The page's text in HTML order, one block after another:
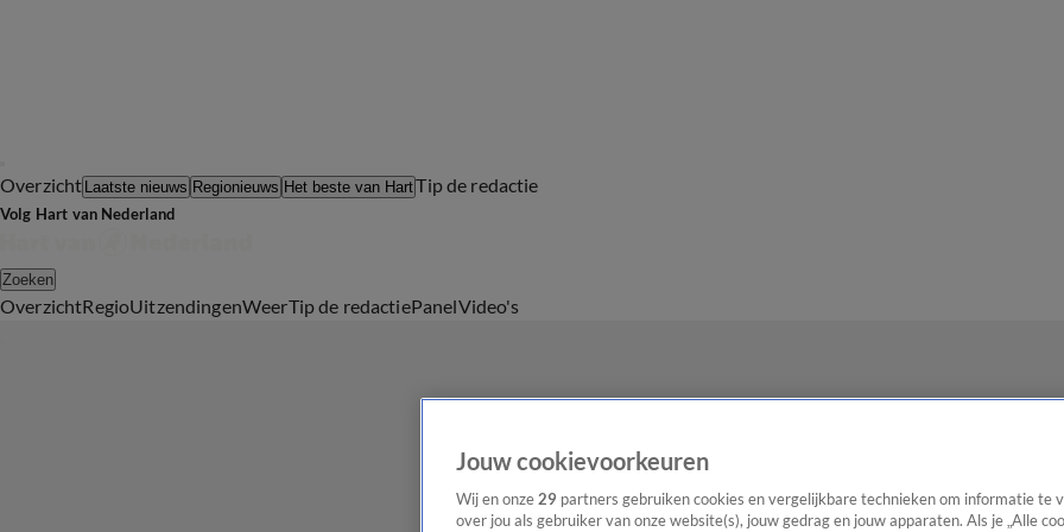
Overzicht Laatste nieuws Regionieuws Het beste van HartTip de redactie
Volg Hart van Nederland
Zoeken
OverzichtRegioUitzendingenWeerTip de redactiePanelVideo's
Jouw cookievoorkeuren
Wij en onze 29 partners gebruiken cookies en vergelijkbare technieken om informatie te
over jou als gebruiker van onze website(s), jouw gedrag en jouw apparaten. Als je „Alle